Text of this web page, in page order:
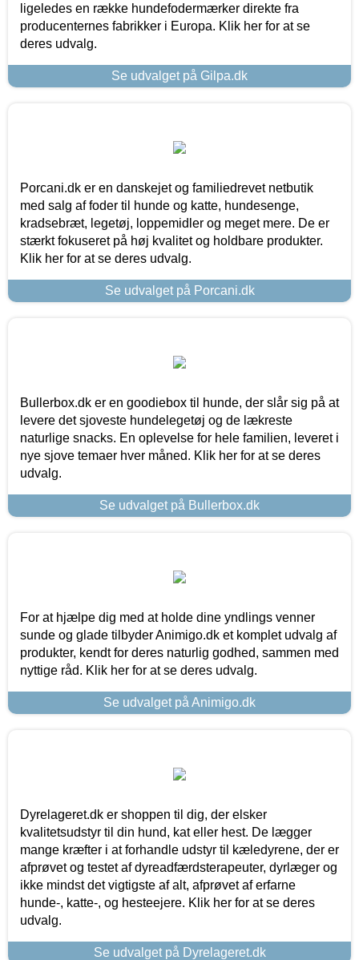
ligeledes en række hundefodermærker direkte fra
producenternes fabrikker i Europa. Klik her for at se
deres udvalg.
Se udvalget på Gilpa.dk
Porcani.dk er en danskejet og familiedrevet netbutik
med salg af foder til hunde og katte, hundesenge,
kradsebræt, legetøj, loppemidler og meget mere. De er
stærkt fokuseret på høj kvalitet og holdbare produkter.
Klik her for at se deres udvalg.
Se udvalget på Porcani.dk
Bullerbox.dk er en goodiebox til hunde, der slår sig på at
levere det sjoveste hundelegetøj og de lækreste
naturlige snacks. En oplevelse for hele familien, leveret i
nye sjove temaer hver måned. Klik her for at se deres
udvalg.
Se udvalget på Bullerbox.dk
For at hjælpe dig med at holde dine yndlings venner
sunde og glade tilbyder Animigo.dk et komplet udvalg af
produkter, kendt for deres naturlig godhed, sammen med
nyttige råd. Klik her for at se deres udvalg.
Se udvalget på Animigo.dk
Dyrelageret.dk er shoppen til dig, der elsker
kvalitetsudstyr til din hund, kat eller hest. De lægger
mange kræfter i at forhandle udstyr til kæledyrene, der er
afprøvet og testet af dyreadfærdsterapeuter, dyrlæger og
ikke mindst det vigtigste af alt, afprøvet af erfarne
hunde-, katte-, og hesteejere. Klik her for at se deres
udvalg.
Se udvalget på Dyrelageret.dk